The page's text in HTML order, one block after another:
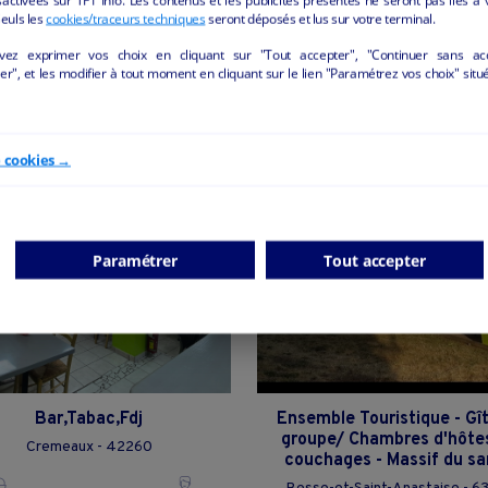
ET RESTAURATION" DE LA
Bar,Tabac,Fdj
Cremeaux - 42260
Ensemble Touristique -
groupe/ Chambres
couchages - Massif du
lescookies/traceurs techniquesseront déposés et lus sur votre terminal.
exprimer vos choix en cliquant sur "Tout accepter", "Continuer sans
et les modifier à tout moment en cliquant sur le lien "Paramétrez vos choix"
cookies →
Paramétrer Tout accepter